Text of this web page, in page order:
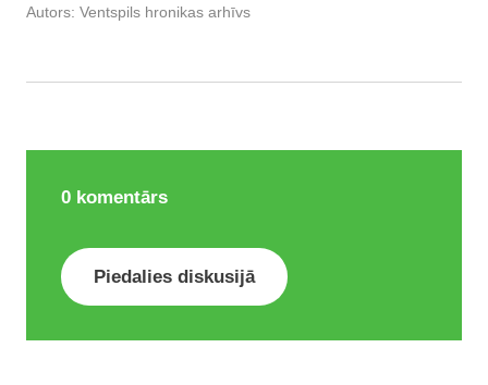
Autors: Ventspils hronikas arhīvs
0 komentārs
Piedalies diskusijā